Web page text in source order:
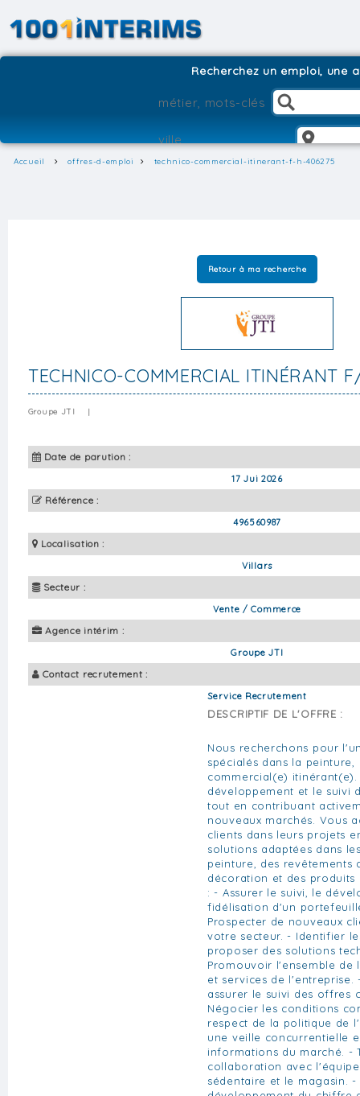
Recherchez un emploi, une
Accueil offres-d-emploi technico-commercial-itinerant-f-h-406275
Retour à ma recherche
TECHNICO-COMMERCIAL ITINÉRANT
Groupe JTI |
Date de parution :
17 Jui 2026
Référence :
496560987
Localisation :
Villars
Secteur :
Vente / Commerce
Agence intérim :
Groupe JTI
Contact recrutement :
Service Recrutement
DESCRIPTIF DE L'OFFRE :
Nous recherchons pour
spécialés dans la
commercial(e) itinérant(e).
développement et le suivi
tout en contribuant
nouveaux marchés. Vous
clients dans leurs projets
solutions adaptées dans
peinture, des revêtements
décoration et des produits
: - Assurer le suivi, le
fidélisation d'un
Prospecter de nouveaux
votre secteur. - Identifier
proposer des solutions
Promouvoir l'ensemble de
et services de l'entreprise.
assurer le suivi des offres
Négocier les conditions
respect de la politique de
une veille concurrentielle
informations du marché. -
collaboration avec
sédentaire et le magasin. -